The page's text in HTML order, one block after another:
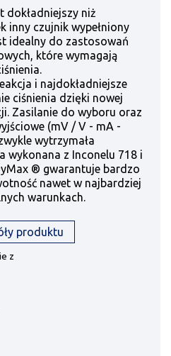
dokładniejszy niż
inny czujnik wypełniony
idealny do zastosowań
które wymagają
i najdokładniejsze
ciśnienia dzięki nowej
Zasilanie do wyboru oraz
(mV / V - mA -
wytrzymała
wykonana z Inconelu 718 i
® gwarantuje bardzo
nawet w najbardziej
warunkach.
produktu
z